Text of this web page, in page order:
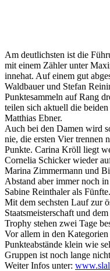
Am deutlichsten ist die
mit einem Zähler unter
innehat. Auf einem gut
Waldbauer und Stefan
Punktesammeln auf Rang
teilen sich aktuell die
Matthias Ebner.
Auch bei den Damen wird
nie, die ersten Vier trennen
Punkte. Carina Kröll liegt
Cornelia Schicker wieder
Marina Zimmermann und
Abstand aber immer noch
Sabine Reinthaler als Fünfte.
Mit dem sechsten Lauf zur
Staatsmeisterschaft und
Trophy stehen zwei Tage
Vor allem in den
Punkteabstände klein wie
Gruppen ist noch lange
Weiter Infos unter: